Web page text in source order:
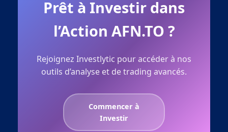
Prêt à Investir dans
l’Action AFN.TO ?
Rejoignez Investlytic pour accéder à nos
outils d’analyse et de trading avancés.
Commencer à
Investir